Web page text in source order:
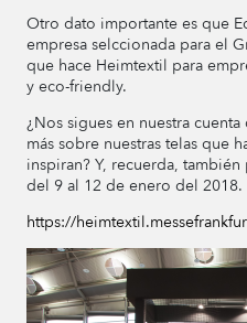
Otro dato importante es que
empresa selccionada para el
que hace Heimtextil para
y eco-friendly.
¿Nos sigues en nuestra
más sobre nuestras telas que
inspiran? Y, recuerda,
del 9 al 12 de enero del 2018.
https://